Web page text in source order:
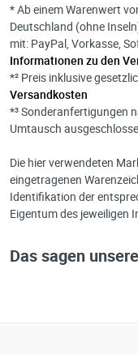
* Ab einem Warenwert
Deutschland (ohne
mit: PayPal, Vorkasse,
Informationen zu den
*² Preis inklusive
Versandkosten
*³ Sonderanfertigungen
Umtausch
Die hier verwendeten
eingetragenen
Identifikation der
Eigentum des jeweiligen
Das sagen